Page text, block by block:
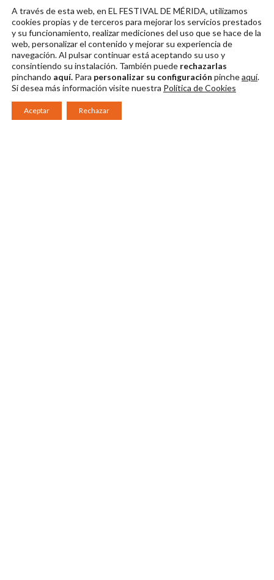
Pasacalles
Festivitas_7
Descargar en alta
Pasacalles
Festivitas_8
Descargar en alta
A través de esta web, en EL FESTIVAL DE MÉRIDA, utilizamos
cookies propias y de terceros para mejorar los servicios prestados
y su funcionamiento, realizar mediciones del uso que se hace de la
web, personalizar el contenido y mejorar su experiencia de
navegación. Al pulsar continuarestá aceptando su uso y
consintiendo su instalación. También puede rechazarlas
pinchando aquí. Para personalizar su configuración pincheaquí.
Si desea más información visite nuestra Política de Cookies
Aceptar Rechazar